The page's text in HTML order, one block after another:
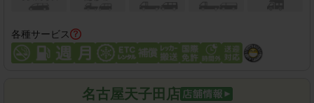
各種サービス
名古屋天子田店